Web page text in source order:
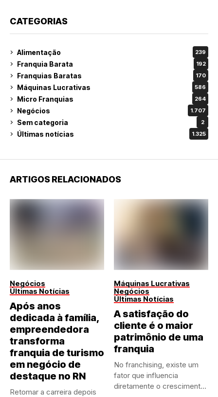
CATEGORIAS
Alimentação 239
Franquia Barata 192
Franquias Baratas 170
Máquinas Lucrativas 586
Micro Franquias 264
Negócios 1.707
Sem categoria 2
Últimas notícias 1.325
ARTIGOS RELACIONADOS
Negócios
Últimas Notícias
Após anos
dedicada à família,
empreendedora
transforma
franquia de turismo
em negócio de
destaque no RN
Retomar a carreira depois
Máquinas Lucrativas
Negócios
Últimas Notícias
A satisfação do
cliente é o maior
patrimônio de uma
franquia
No franchising, existe um
fator que influencia
diretamente o crescimento